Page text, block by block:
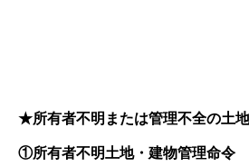
★所有者不明または管理不全の土
①所有者不明土地・建物管理命令